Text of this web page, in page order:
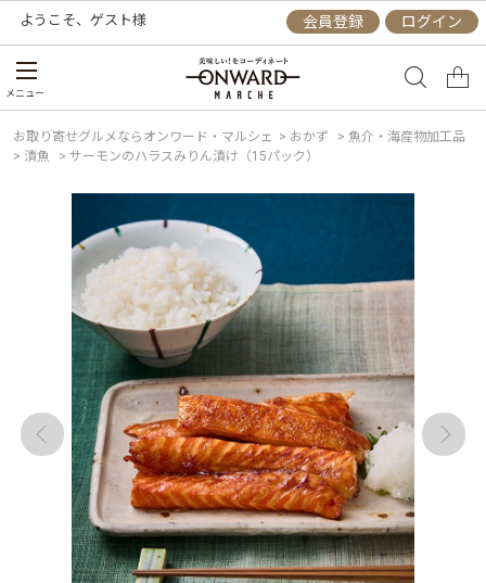
ようこそ、 ゲスト様 会員登録 ログイン
メニュー
お取り寄せグルメならオンワード・マルシェ > おかず > 魚介・海産物加工品
> 漬魚 > サーモンのハラスみりん漬け（15パック）